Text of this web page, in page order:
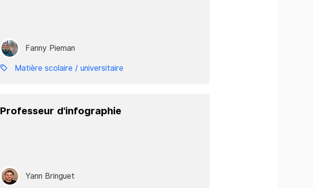
Fanny Pieman
Matière scolaire / universitaire
Professeur d'infographie
Yann Bringuet